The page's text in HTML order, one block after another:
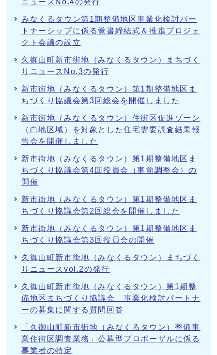
みなくるタウン第1期整備地区事業化検討パー
トナーシップに係る覚書締結式＆推進プロジェ
クト会議の設立
久御山町新市街地（みなくるタウン）まちづく
りニュースNo.3の発行
新市街地（みなくるタウン）第1期整備地区ま
ちづくり協議会第3回総会を開催しました
新市街地（みなくるタウン）住街区促進ゾーン
（白地区域）を対象とした住宅需要調査結果報
告会を開催しました
新市街地（みなくるタウン）第1期整備地区ま
ちづくり協議会第4回役員会（事前調整会）の
開催
新市街地（みなくるタウン）第1期整備地区ま
ちづくり協議会第2回総会を開催しました
新市街地（みなくるタウン）第1期整備地区ま
ちづくり協議会第3回役員会の開催
久御山町新市街地（みなくるタウン）まちづく
りニュースvol.2の発行
久御山町新市街地（みなくるタウン）第1期整
備地区まちづくり協議会 事業化検討パートナ
ーの募集に関する質問回答
「久御山町新市街地（みなくるタウン）整備事
業住街区調査業務」公募型プロポーザルに係る
事業者の特定